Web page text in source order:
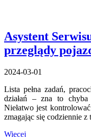
Asystent
przeglądy
2024-03-01
Lista pełna zadań,
działań – zna to chyba
Niełatwo jest
zmagając się codziennie
Więcej